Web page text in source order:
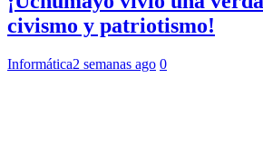
civismo y patriotismo!
Informática2 semanas ago 0